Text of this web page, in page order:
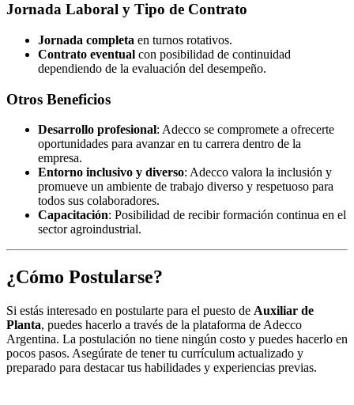
Jornada Laboral y Tipo de Contrato
Jornada completa en turnos rotativos.
Contrato eventual con posibilidad de continuidad
dependiendo de la evaluación del desempeño.
Otros Beneficios
Desarrollo profesional: Adecco se compromete a ofrecerte
oportunidades para avanzar en tu carrera dentro de la
empresa.
Entorno inclusivo y diverso: Adecco valora la inclusión y
promueve un ambiente de trabajo diverso y respetuoso para
todos sus colaboradores.
Capacitación: Posibilidad de recibir formación continua en el
sector agroindustrial.
¿Cómo Postularse?
Si estás interesado en postularte para el puesto de Auxiliar de
Planta, puedes hacerlo a través de la plataforma de Adecco
Argentina. La postulación no tiene ningún costo y puedes hacerlo en
pocos pasos. Asegúrate de tener tu currículum actualizado y
preparado para destacar tus habilidades y experiencias previas.